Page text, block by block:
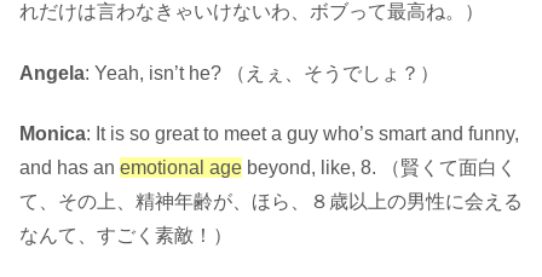
れだけは言わなきゃいけないわ、ボブって最高ね。）
Angela: Yeah, isn’t he? （えぇ、そうでしょ？）
Monica: It is so great to meet a guy who’s smart and funny,
and has an emotional age beyond, like, 8. （賢くて面白く
て、その上、精神年齢が、ほら、８歳以上の男性に会える
なんて、すごく素敵！）